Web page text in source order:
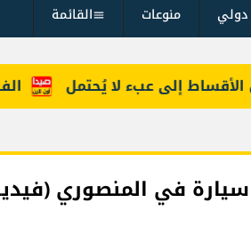
منوعات القائمة
إلى عبء لا يُحتمل
في المنصوري